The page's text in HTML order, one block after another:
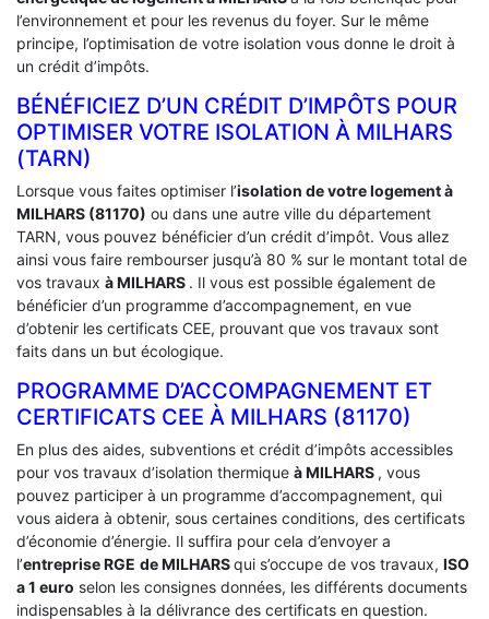
l’environnement et pour les revenus du foyer. Sur le même
principe, l’optimisation de votre isolation vous donne le droit à
un crédit d’impôts.
BÉNÉFICIEZ D’UN CRÉDIT D’IMPÔTS POUR
OPTIMISER VOTRE ISOLATION À ‎MILHARS
(TARN)
Lorsque vous faites optimiser l’isolation de votre logement à
MILHARS (81170) ou dans une autre ville du département
TARN, vous pouvez bénéficier d’un crédit d’impôt. Vous allez
ainsi vous faire rembourser jusqu’à 80 % sur le montant total de
vos travaux à MILHARS . Il vous est possible également de
bénéficier d’un programme d’accompagnement, en vue
d’obtenir les certificats CEE, prouvant que vos travaux sont
faits dans un but écologique.
PROGRAMME D’ACCOMPAGNEMENT ET
CERTIFICATS CEE À ‎MILHARS (81170)
En plus des aides, subventions et crédit d’impôts accessibles
pour vos travaux d’isolation thermique à MILHARS , vous
pouvez participer à un programme d’accompagnement, qui
vous aidera à obtenir, sous certaines conditions, des certificats
d’économie d’énergie. Il suffira pour cela d’envoyer a
l’entreprise RGE de MILHARSqui s’occupe de vos travaux, ISO
a 1 euro selon les consignes données, les différents documents
indispensables à la délivrance des certificats en question.